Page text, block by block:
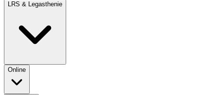
LRS & Legasthenie
Online